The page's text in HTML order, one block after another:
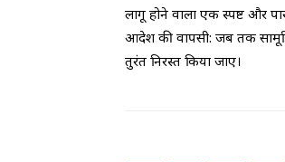
लागू होने वाला एक स्पष्ट और
​आदेश की वापसी: जब तक
तुरंत निरस्त किया जाए।